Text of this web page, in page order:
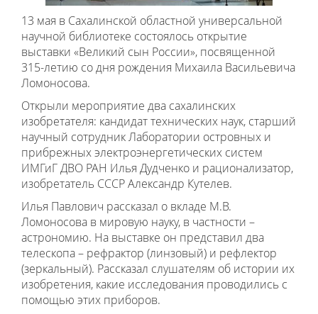
13 мая в Сахалинской областной универсальной
научной библиотеке состоялось открытие
выставки «Великий сын России», посвященной
315-летию со дня рождения Михаила Васильевича
Ломоносова.
Открыли мероприятие два сахалинских
изобретателя: кандидат технических наук, старший
научный сотрудник Лаборатории островных и
прибрежных электроэнергетических систем
ИМГиГ ДВО РАН Илья Дудченко и рационализатор,
изобретатель СССР Александр Кутелев.
Илья Павлович рассказал о вкладе М.В.
Ломоносова в мировую науку, в частности –
астрономию. На выставке он представил два
телескопа – рефрактор (линзовый) и рефлектор
(зеркальный). Рассказал слушателям об истории их
изобретения, какие исследования проводились с
помощью этих приборов.